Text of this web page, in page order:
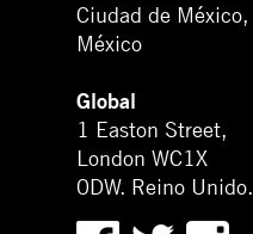
Ciudad de México,
México
Global
1 Easton Street,
London WC1X
0DW. Reino Unido.